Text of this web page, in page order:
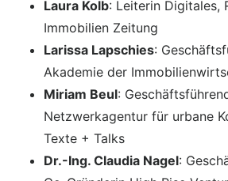
Laura Kolb: Leiterin Digitales,
Immobilien Zeitung
Larissa Lapschies:
Akademie der
Miriam Beul:
Netzwerkagentur für urbane
Texte + Talks
Dr.-Ing. Claudia Nagel: